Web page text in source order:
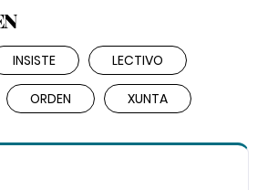
INSISTE LECTIVO
ORDEN XUNTA